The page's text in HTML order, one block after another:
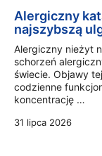
Alergiczny
najszybszą
Alergiczny nieżyt
schorzeń
świecie. Objawy
codzienne
koncentrację …
31 lipca 2026